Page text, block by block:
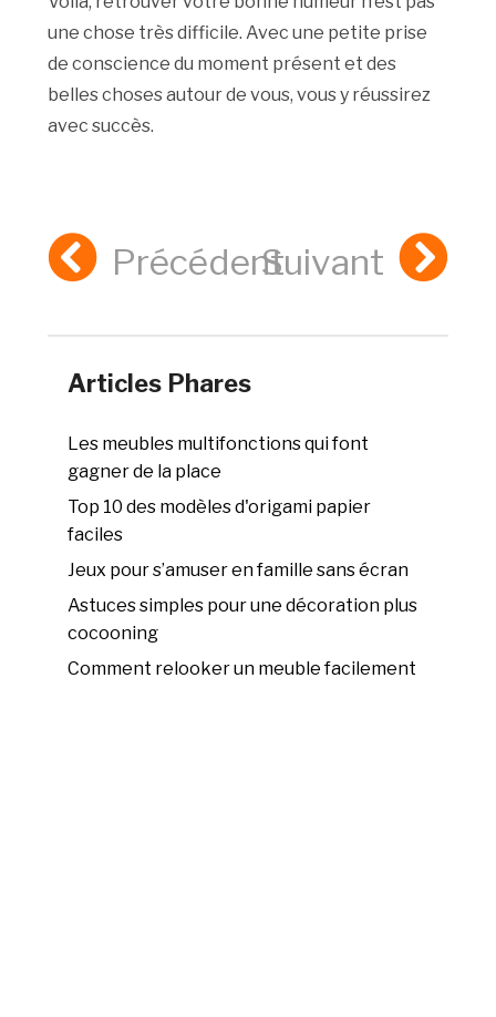
une chose très difficile. Avec une petite prise
de conscience du moment présent et des
belles choses autour de vous, vous y réussirez
avec succès.
PrécédentSuivant
Articles Phares
Les meubles multifonctions qui font
gagner de la place
Top 10 des modèles d'origami papier
faciles
Jeux pour s’amuser en famille sans écran
Astuces simples pour une décoration plus
cocooning
Comment relooker un meuble facilement